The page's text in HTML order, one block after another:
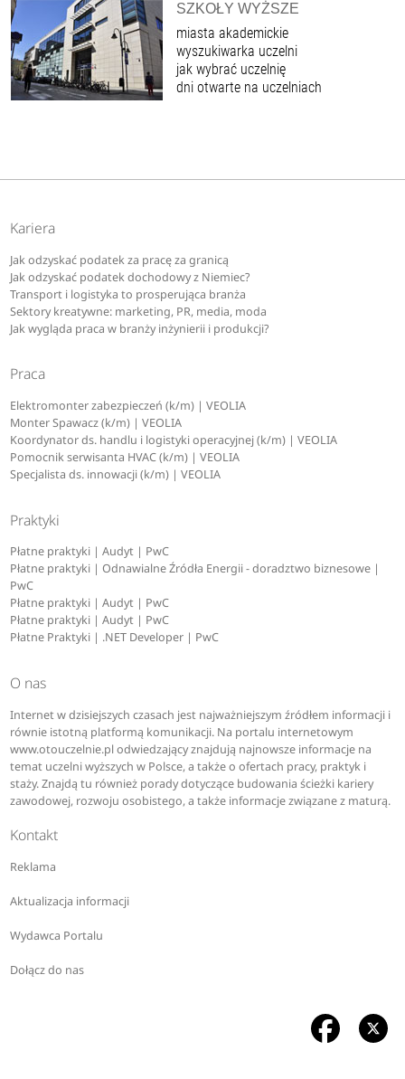
SZKOŁY WYŻSZE
miasta akademickie
wyszukiwarka uczelni
jak wybrać uczelnię
dni otwarte na uczelniach
Kariera
Jak odzyskać podatek za pracę za granicą
Jak odzyskać podatek dochodowy z Niemiec?
Transport i logistyka to prosperująca branża
Sektory kreatywne: marketing, PR, media, moda
Jak wygląda praca w branży inżynierii i produkcji?
Praca
Elektromonter zabezpieczeń (k/m) | VEOLIA
Monter Spawacz (k/m) | VEOLIA
Koordynator ds. handlu i logistyki operacyjnej (k/m) | VEOLIA
Pomocnik serwisanta HVAC (k/m) | VEOLIA
Specjalista ds. innowacji (k/m) | VEOLIA
Praktyki
Płatne praktyki | Audyt | PwC
Płatne praktyki | Odnawialne Źródła Energii - doradztwo biznesowe |
PwC
Płatne praktyki | Audyt | PwC
Płatne praktyki | Audyt | PwC
Płatne Praktyki | .NET Developer | PwC
O nas
Internet w dzisiejszych czasach jest najważniejszym źródłem informacji i
równie istotną platformą komunikacji. Na portalu internetowym
www.otouczelnie.pl odwiedzający znajdują najnowsze informacje na
temat uczelni wyższych w Polsce, a także o ofertach pracy, praktyk i
staży. Znajdą tu również porady dotyczące budowania ścieżki kariery
zawodowej, rozwoju osobistego, a także informacje związane z maturą.
Kontakt
Reklama
Aktualizacja informacji
Wydawca Portalu
Dołącz do nas